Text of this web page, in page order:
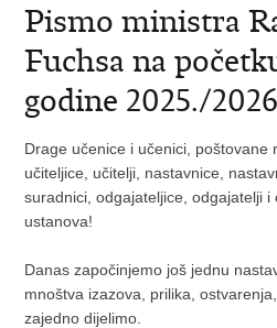
Pismo ministra
Fuchsa na
godine 2025./
Drage učenice i učenici, poštovane
učiteljice, učitelji, nastavnice,
suradnici, odgajateljice, odgajatelji i
ustanova!
Danas započinjemo još jednu
mnoštva izazova, prilika,
zajedno dijelimo.